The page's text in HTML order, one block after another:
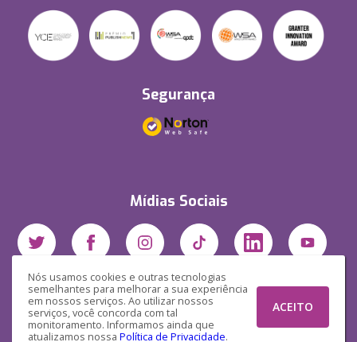
Nós usamos cookies e outras tecnologias
semelhantes para melhorar a sua experiência
em nossos serviços. Ao utilizar nossos
serviços, você concorda com tal
monitoramento. Informamos ainda que
atualizamos nossa Política de Privacidade.
ACEITO
Segurança
Mídias Sociais